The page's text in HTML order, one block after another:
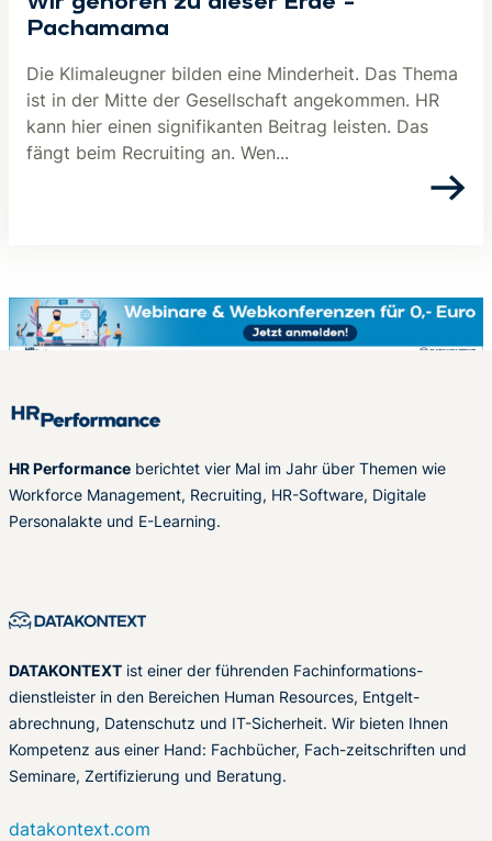
Pachamama
Die Klimaleugner bilden eine Minderheit. Das Thema
ist in der Mitte der Gesellschaft angekommen. HR
kann hier einen signifikanten Beitrag leisten. Das
fängt beim Recruiting an. Wen...
HR Performance berichtet vier Mal im Jahr über Themen wie
Workforce Management, Recruiting, HR-Software, Digitale
Personalakte und E-Learning.
DATAKONTEXT ist einer der führenden Fachinformations-
dienstleister in den Bereichen Human Resources, Entgelt-
abrechnung, Datenschutz und IT-Sicherheit. Wir bieten Ihnen
Kompetenz aus einer Hand: Fachbücher, Fach-zeitschriften und
Seminare, Zertifizierung und Beratung.
datakontext.com